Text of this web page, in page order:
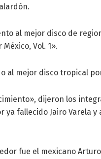
al mejor disco de
Vol. 1».
al mejor disco tropical
dijeron los
fallecido Jairo Varela y
fue el mexicano Arturo